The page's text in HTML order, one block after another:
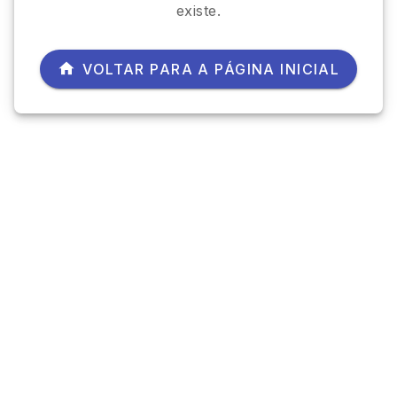
existe.
VOLTAR PARA A PÁGINA INICIAL